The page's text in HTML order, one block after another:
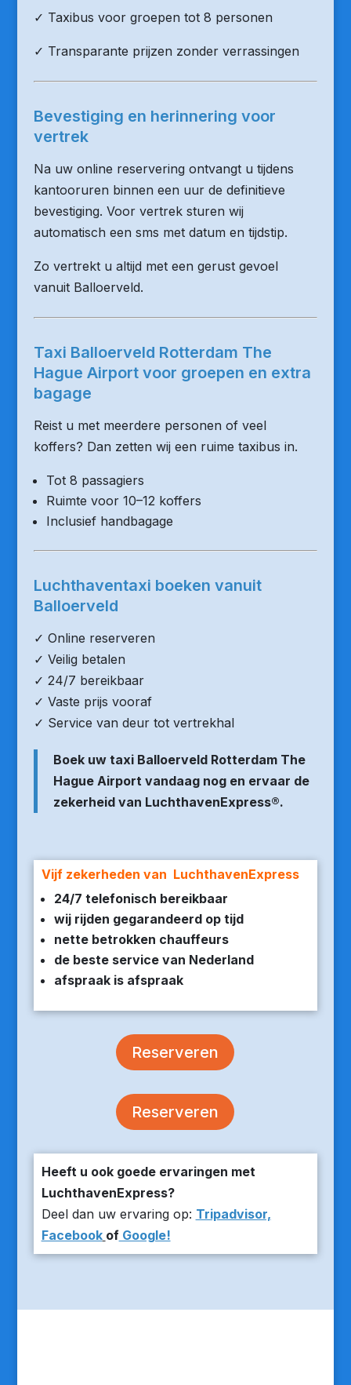
✓ Taxibus voor groepen tot 8 personen
✓ Transparante prijzen zonder verrassingen
Bevestiging en herinnering voor
vertrek
Na uw online reservering ontvangt u tijdens
kantooruren binnen een uur de definitieve
bevestiging. Voor vertrek sturen wij
automatisch een sms met datum en tijdstip.
Zo vertrekt u altijd met een gerust gevoel
vanuit Balloerveld.
Taxi Balloerveld Rotterdam The
Hague Airport voor groepen en extra
bagage
Reist u met meerdere personen of veel
koffers? Dan zetten wij een ruime taxibus in.
Tot 8 passagiers
Ruimte voor 10–12 koffers
Inclusief handbagage
Luchthaventaxi boeken vanuit
Balloerveld
✓ Online reserveren
✓ Veilig betalen
✓ 24/7 bereikbaar
✓ Vaste prijs vooraf
✓ Service van deur tot vertrekhal
Boek uw taxi Balloerveld Rotterdam The
Hague Airport vandaag nog en ervaar de
zekerheid van LuchthavenExpress®.
Vijf zekerheden van LuchthavenExpress
24/7 telefonisch bereikbaar
wij rijden gegarandeerd op tijd
nette betrokken chauffeurs
de beste service van Nederland
afspraak is afspraak
Reserveren
Reserveren
Heeft u ook goede ervaringen met
LuchthavenExpress?
Deel dan uw ervaring op: Tripadvisor,
Facebook ofGoogle!